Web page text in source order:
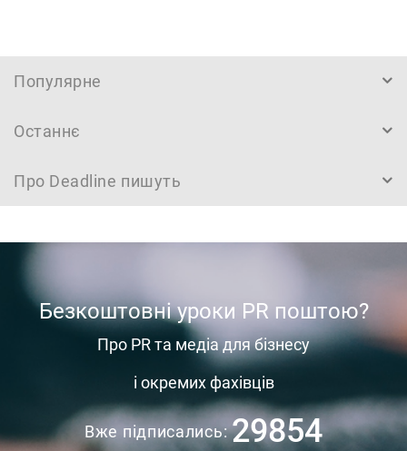
Популярне
Останнє
Про Deadline пишуть
Безкоштовні уроки PR поштою?
Про PR та медіа для бізнесу
і окремих фахівців
Вже підписались:29854